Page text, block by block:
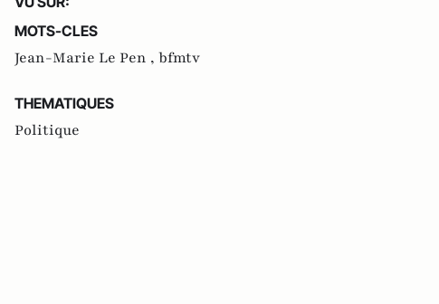
MOTS-CLES
Jean-Marie Le Pen , bfmtv
THEMATIQUES
Politique